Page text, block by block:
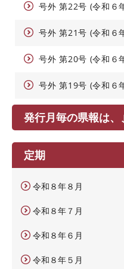
号外 第22号 (令和６
号外 第21号 (令和６
号外 第20号 (令和６
号外 第19号 (令和６
発行月毎の県報は
定期
令和８年８月
令和８年７月
令和８年６月
令和８年５月